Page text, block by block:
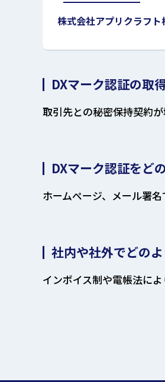
株式会社アプリクラフト
DXマーク認証の取
取引先との秘密保持契約
DXマーク認証をど
ホームページ、メール署
社内や社外でどの
インボイス制や電帳法に